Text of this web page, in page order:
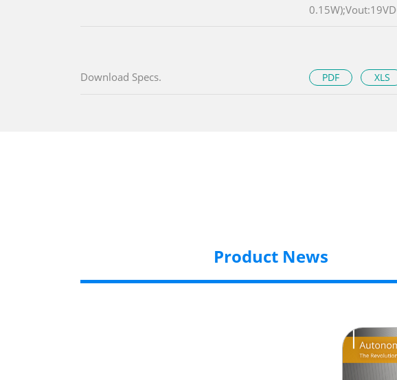
Download Specs. PDF XLS
Product News